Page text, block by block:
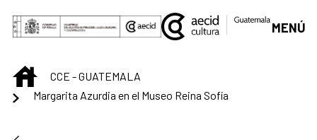
Saltar al contenido principal
MENÚ
INICIOCCE - GUATEMALA
Margarita Azurdia en el Museo Reina Sofía